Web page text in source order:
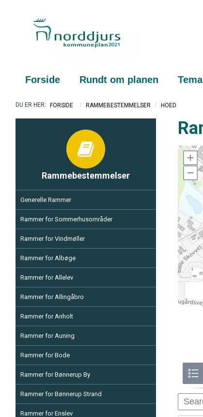
Forside Rundt om planen
FORSIDE / RAMMEBESTEMMELSER / HOED
Generelle Rammer
Rammer for Sommerhusområder
Rammer for Vindmøller
Rammer for Albøge
Rammer for Allelev
Rammer for Allingåbro
Rammer for Anholt
Rammer for Auning
Rammer for Bode
Rammer for Bønnerup By
Rammer for Bønnerup Strand
Rammer for Enslev
Rammebestemmelser